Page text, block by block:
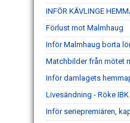
INFÖR KÄVLINGE
Förlust mot Malmhaug
Inför Malmhaug borta
Matchbilder från mötet
Inför damlagets
Livesändning - Röke
Inför seriepremiären,